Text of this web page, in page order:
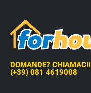
DOMANDE? CHIAMACI!
(+39) 081 4619008